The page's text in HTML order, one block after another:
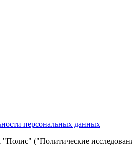
персональных данных
("Политические